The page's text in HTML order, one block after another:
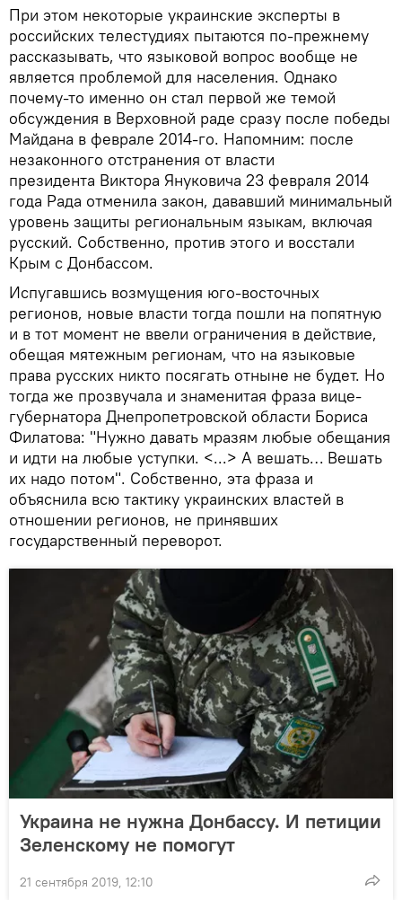
При этом некоторые украинские эксперты в
российских телестудиях пытаются по-прежнему
рассказывать, что языковой вопрос вообще не
является проблемой для населения. Однако
почему-то именно он стал первой же темой
обсуждения в Верховной раде сразу после победы
Майдана в феврале 2014-го. Напомним: после
незаконного отстранения от власти
президента Виктора Януковича 23 февраля 2014
года Рада отменила закон, дававший минимальный
уровень защиты региональным языкам, включая
русский. Собственно, против этого и восстали
Крым с Донбассом.
Испугавшись возмущения юго-восточных
регионов, новые власти тогда пошли на попятную
и в тот момент не ввели ограничения в действие,
обещая мятежным регионам, что на языковые
права русских никто посягать отныне не будет. Но
тогда же прозвучала и знаменитая фраза вице-
губернатора Днепропетровской области Бориса
Филатова: "Нужно давать мразям любые обещания
и идти на любые уступки. <...> А вешать… Вешать
их надо потом". Собственно, эта фраза и
объяснила всю тактику украинских властей в
отношении регионов, не принявших
государственный переворот.
Украина не нужна Донбассу. И петиции
Зеленскому не помогут
21 сентября 2019, 12:10